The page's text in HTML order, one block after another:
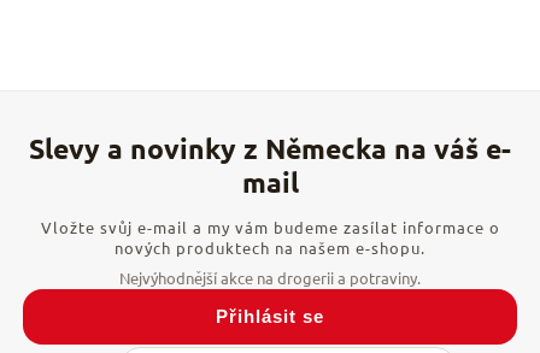
Vložte svůj e-mail a my vám budeme zasílat informace o
nových produktech na našem e-shopu.
Přihlásit se